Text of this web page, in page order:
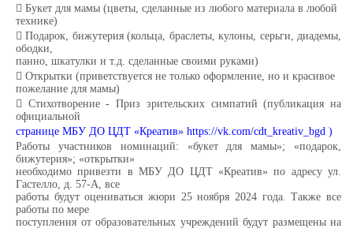
 Букет для мамы (цветы, сделанные из любого материала в любой
технике)
 Подарок, бижутерия (кольца, браслеты, кулоны, серьги, диадемы,
ободки,
панно, шкатулки и т.д. сделанные своими руками)
 Открытки (приветствуется не только оформление, но и красивое
пожелание для мамы)
 Стихотворение - Приз зрительских симпатий (публикация на
официальной
странице МБУ ДО ЦДТ «Креатив» https://vk.com/cdt_kreativ_bgd )
Работы участников номинаций: «букет для мамы»; «подарок,
бижутерия»; «открытки»
необходимо привезти в МБУ ДО ЦДТ «Креатив» по адресу ул.
Гастелло, д. 57-А, все
работы будут оцениваться жюри 25 ноября 2024 года. Также все
работы по мере
поступления от образовательных учреждений будут размещены на